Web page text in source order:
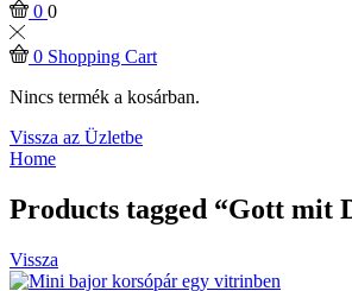
0 0
0 Shopping Cart
Nincs termék a kosárban.
Vissza az Üzletbe
Home
Products tagged “Gott mit
Vissza